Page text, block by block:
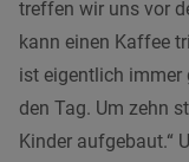
treffen wir uns vor
kann einen Kaffee
ist eigentlich immer
den Tag. Um zehn
Kinder aufgebaut.“